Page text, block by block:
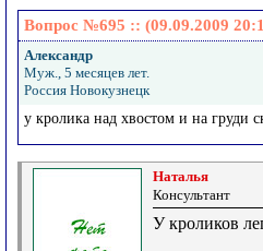
Вопрос №695 :: (09.09.2009
Александр
Муж., 5 месяцев лет.
Россия Новокузнецк
у кролика над хвостом и на груди
Наталья
Консультант
У кроликов